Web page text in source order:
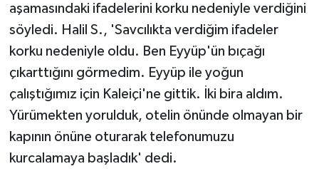
aşamasındaki ifadelerini korku nedeniyle verdiğini
söyledi. Halil S., 'Savcılıkta verdiğim ifadeler
korku nedeniyle oldu. Ben Eyyüp'ün bıçağı
çıkarttığını görmedim. Eyyüp ile yoğun
çalıştığımız için Kaleiçi'ne gittik. İki bira aldım.
Yürümekten yorulduk, otelin önünde olmayan bir
kapının önüne oturarak telefonumuzu
kurcalamaya başladık' dedi.